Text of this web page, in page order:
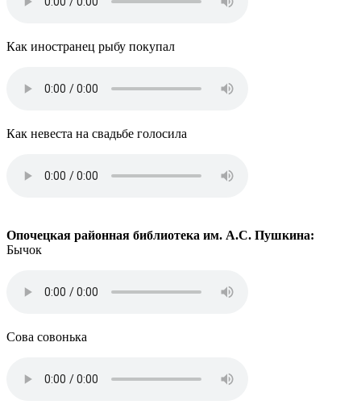
Как иностранец рыбу покупал
Как невеста на свадьбе голосила
Опочецкая районная библиотека им. А.С. Пушкина:
Бычок
Сова совонька